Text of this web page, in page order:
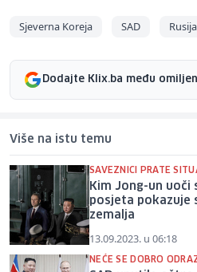
Sjeverna Koreja SAD Rusija
Dodajte Klix.ba među
Više na istu temu
SAVEZNICI PRATE
Kim Jong-un uoči
posjeta pokazuje
zemalja
13.09.2023. u 06:18
NEĆE SE DOBRO